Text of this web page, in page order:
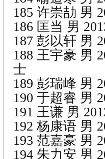
185 许崇劼 男
186 匡当 男
187 彭以轩 男
188 王宇豪 男
士
189 彭瑞峰 男
190 于超睿 男
191 王谦 男
192 杨康语 男
193 范嘉豪 男
194 朱力安 男